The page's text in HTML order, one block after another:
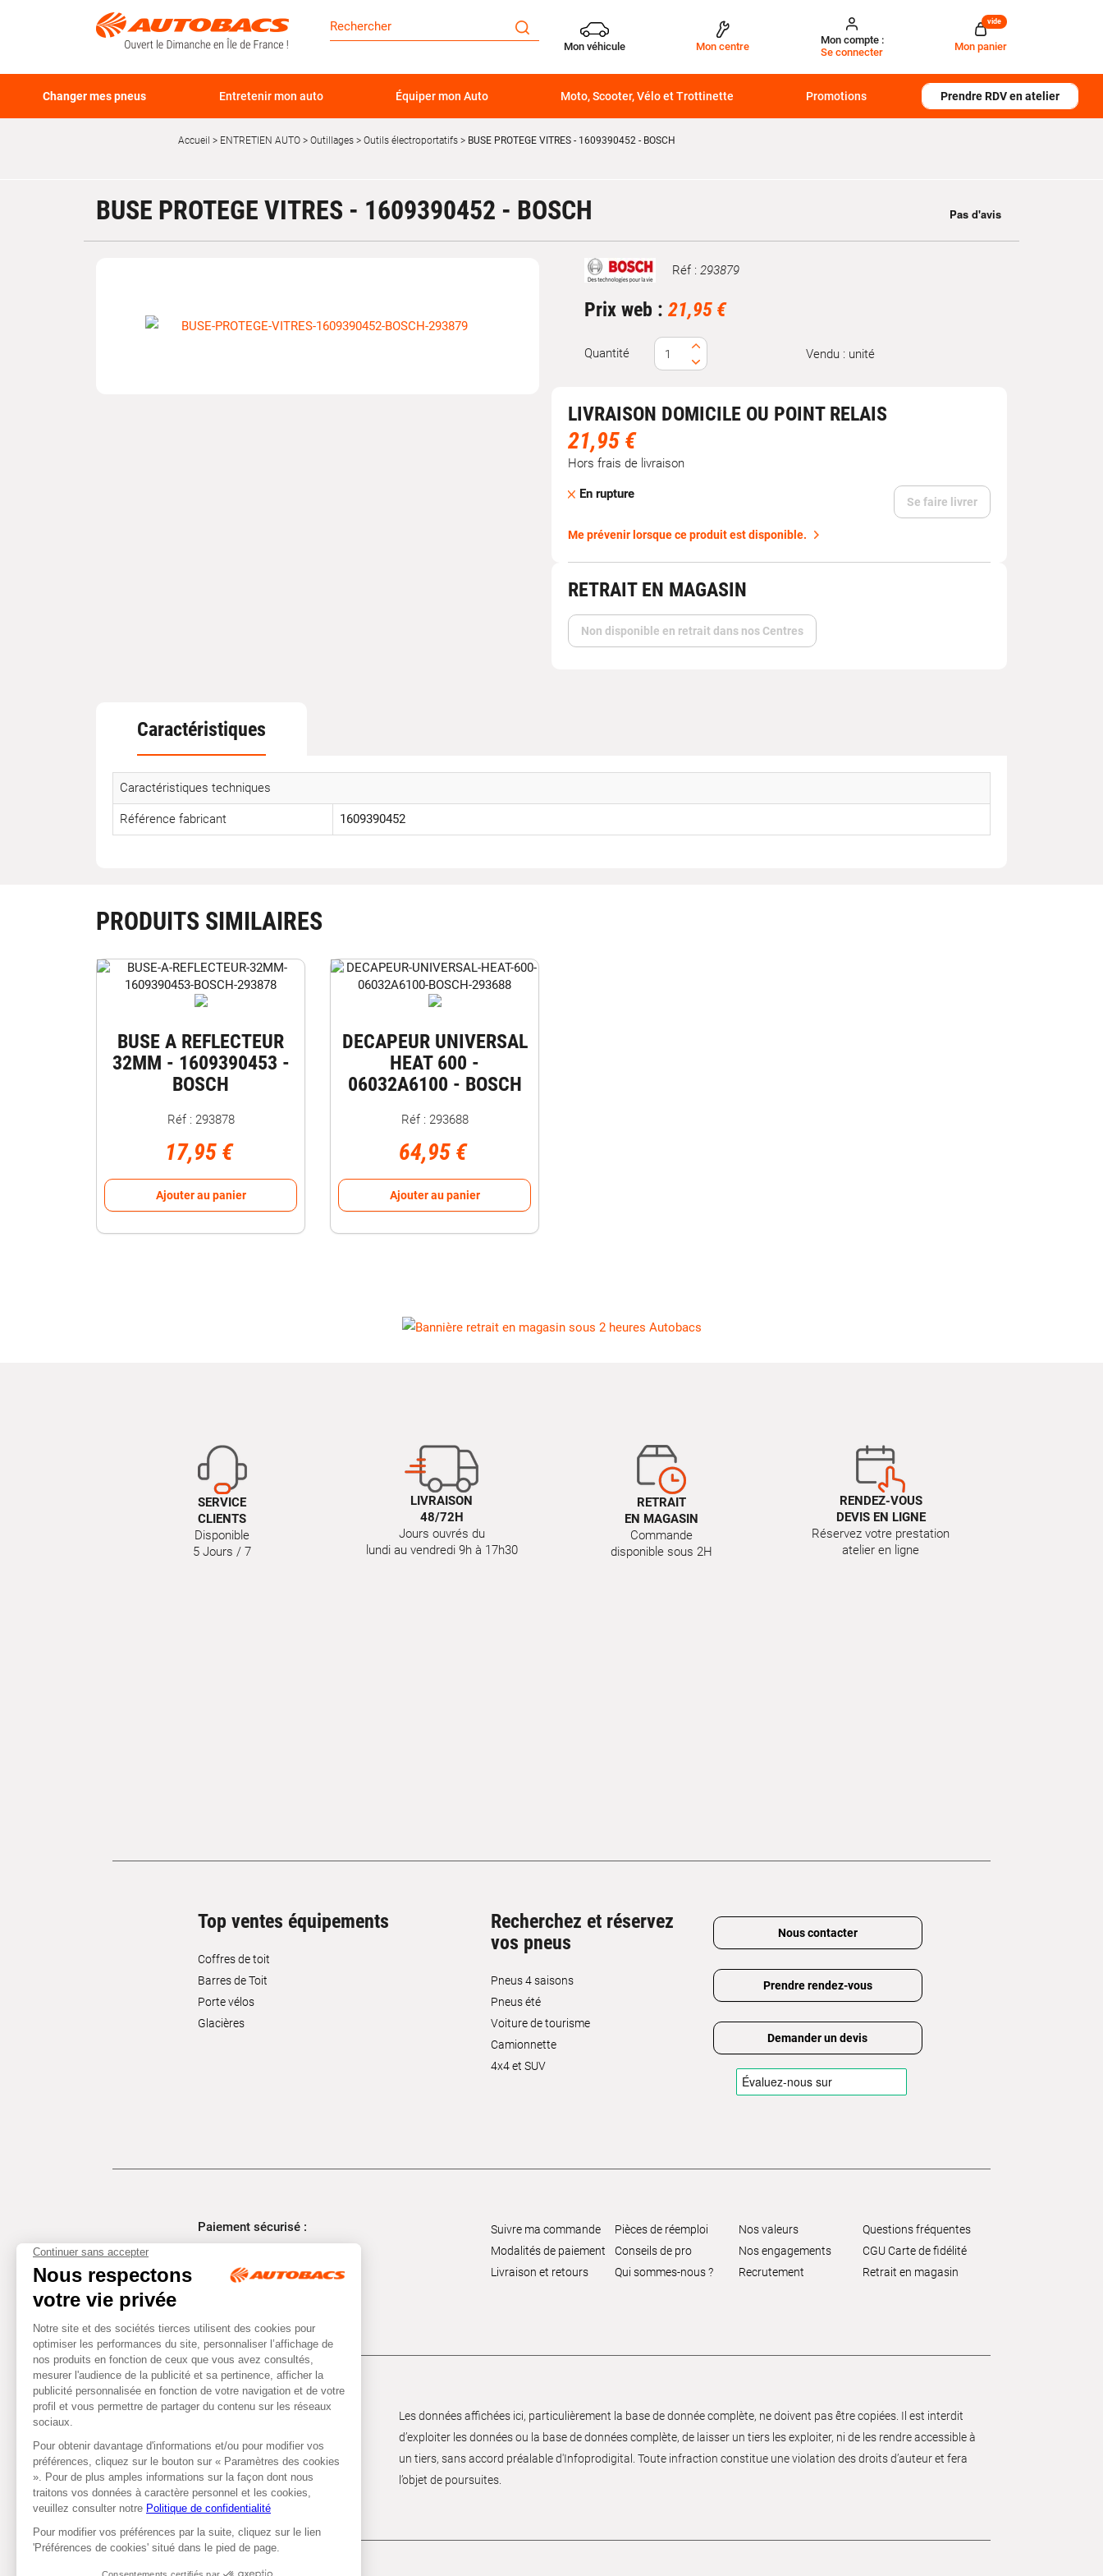
Mon véhicule Mon centre
Mon compte :
Se connecter
Mon panier
vide
Changer mes pneus Entretenir mon auto Équiper mon Auto Moto, Scooter, Vélo et Trottinette Promotions Prendre RDV en atelier
Accueil ENTRETIEN AUTO Outillages Outils électroportatifs BUSE PROTEGE VITRES - 1609390452 - BOSCH
BUSE PROTEGE VITRES - 1609390452 - BOSCH
Marque Réf : 293879
Prix web : 21,95 €
Quantité Vendu : unité
LIVRAISON DOMICILE OU POINT RELAIS
21,95 €
Hors frais de livraison
En rupture
Se faire livrer
Me prévenir lorsque ce produit est disponible.
RETRAIT EN MAGASIN
Non disponible en retrait dans nos Centres
Caractéristiques
Caractéristiques techniques
Référence fabricant 1609390452
PRODUITS SIMILAIRES
BUSE A REFLECTEUR
32MM - 1609390453 -
BOSCH
Réf : 293878
17,95 €
Ajouter au panier
DECAPEUR UNIVERSAL
HEAT 600 -
06032A6100 - BOSCH
Réf : 293688
64,95 €
Ajouter au panier
SERVICE
CLIENTS
Disponible
5 Jours / 7
LIVRAISON
48/72H
Jours ouvrés du
lundi au vendredi 9h à 17h30
RETRAIT
EN MAGASIN
Commande
disponible sous 2H
RENDEZ-VOUS
DEVIS EN LIGNE
Réservez votre prestation
atelier en ligne
Top ventes équipements
Coffres de toit
Barres de Toit
Porte vélos
Glacières
Recherchez et réservez
vos pneus
Pneus 4 saisons
Pneus été
Voiture de tourisme
Camionnette
4x4 et SUV
Nous contacter
Prendre rendez-vous
Demander un devis
Paiement sécurisé :
Suivre ma commande
Modalités de paiement
Livraison et retours
Pièces de réemploi
Conseils de pro
Qui sommes-nous ?
Nos valeurs
Nos engagements
Recrutement
Questions fréquentes
CGU Carte de fidélité
Retrait en magasin
Les données affichées ici, particulièrement la base de donnée complète, ne doivent pas être copiées. Il est interdit
d’exploiter les données ou la base de données complète, de laisser un tiers les exploiter, ni de les rendre accessible à
un tiers, sans accord préalable d'Infoprodigital. Toute infraction constitue une violation des droits d’auteur et fera
l’objet de poursuites.